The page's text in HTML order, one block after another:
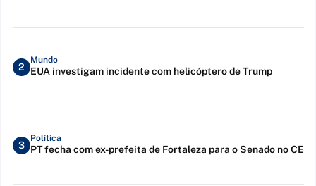
2
Mundo
EUA investigam incidente com helicóptero de Trump
3
Política
PT fecha com ex-prefeita de Fortaleza para o Senado no CE